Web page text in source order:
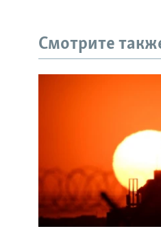
Смотрите